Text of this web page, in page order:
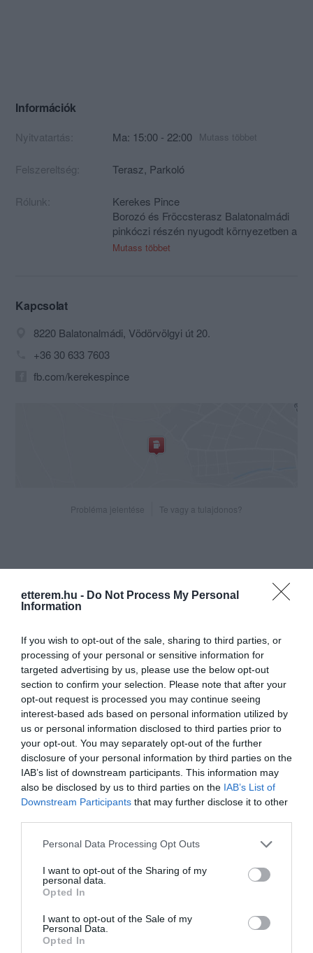
etterem.hu - Do Not Process My Personal
Information
If you wish to opt-out of the sale, sharing to third parties, or
processing of your personal or sensitive information for
targeted advertising by us, please use the below opt-out
section to confirm your selection. Please note that after your
opt-out request is processed you may continue seeing
interest-based ads based on personal information utilized by
us or personal information disclosed to third parties prior to
your opt-out. You may separately opt-out of the further
disclosure of your personal information by third parties on the
IAB’s list of downstream participants. This information may
also be disclosed by us to third parties on the IAB’s List of
Downstream Participants that may further disclose it to other
Please note that this website/app uses one or more Google
not limited to your visit or usage behaviour. You may click to
grant or deny consent to Google and its third-party tags to
use your data for below specified purposes in below Google
consent section.
Personal Data Processing Opt Outs
I want to opt-out of the Sharing of my
personal data.
Opted In
I want to opt-out of the Sale of my
Personal Data.
Opted In
Információk
Nyitvatartás: Ma: 15:00 - 22:00 Mutass többet
Felszereltség: Terasz, Parkoló
Rólunk:
Kerekes Pince
Borozó és Fröccsterasz Balatonalmádi
pinkóczi részén nyugodt környezetben a
balatoni kerékpárút és a Remete Erdő
Mutass többet
Kapcsolat
8220 Balatonalmádi, Vödörvölgyi út 20.
+36 30 633 7603
fb.com/kerekespince
Probléma jelentése Te vagy a tulajdonos?
Értékelések Értékeld Te is
3.0 3 1